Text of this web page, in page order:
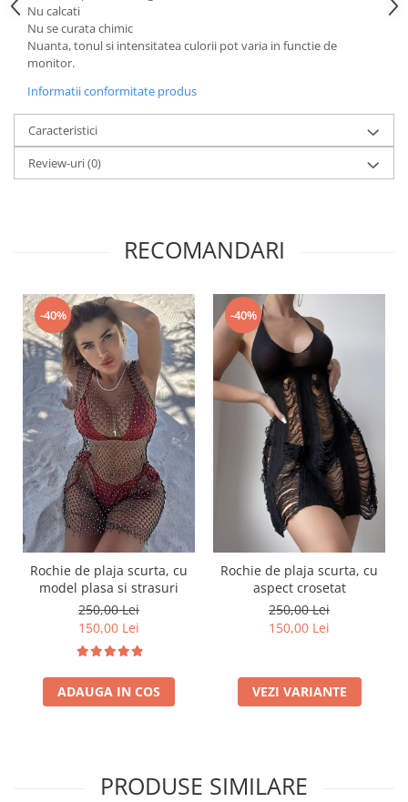
Nu calcati
Nu se curata chimic
Nuanta, tonul si intensitatea culorii pot varia in functie de
monitor.
Informatii conformitate produs
Caracteristici
Review-uri(0)
RECOMANDARI
-40%
Rochie de plaja scurta, cu
model plasa si strasuri
250,00 Lei
150,00 Lei
ADAUGA IN COS
-40%
Rochie de plaja scurta, cu
aspect crosetat
250,00 Lei
150,00 Lei
VEZI VARIANTE
PRODUSE SIMILARE